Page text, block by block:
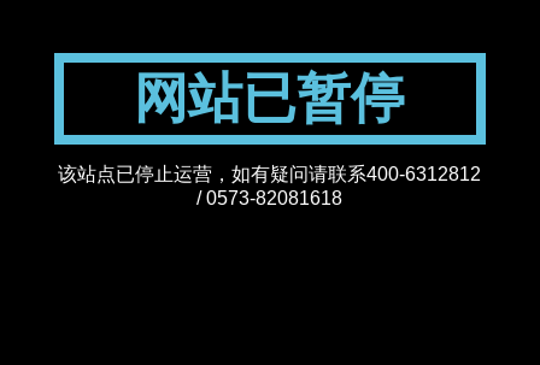
网站已暂停
该站点已停止运营，如有疑问请联系400-6312812
/ 0573-82081618